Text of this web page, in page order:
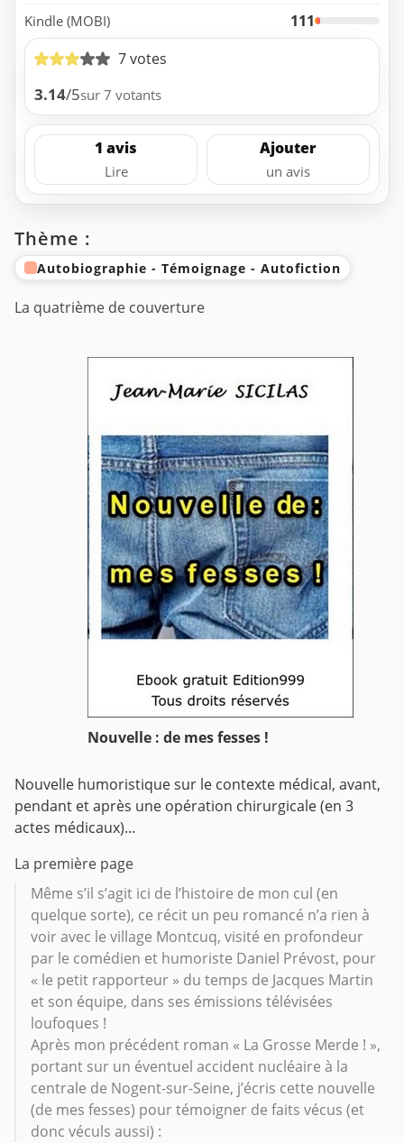
Kindle (MOBI)
111
7 votes
3.14/5sur 7 votants
1 avis
Lire
Ajouter
un avis
Thème :
Autobiographie - Témoignage - Autofiction
La quatrième de couverture
Nouvelle : de mes fesses !
Nouvelle humoristique sur le contexte médical, avant,
pendant et après une opération chirurgicale (en 3
actes médicaux)...
La première page
Même s’il s’agit ici de l’histoire de mon cul (en
quelque sorte), ce récit un peu romancé n’a rien à
voir avec le village Montcuq, visité en profondeur
par le comédien et humoriste Daniel Prévost, pour
« le petit rapporteur » du temps de Jacques Martin
et son équipe, dans ses émissions télévisées
loufoques !
Après mon précédent roman « La Grosse Merde ! »,
portant sur un éventuel accident nucléaire à la
centrale de Nogent-sur-Seine, j’écris cette nouvelle
(de mes fesses) pour témoigner de faits vécus (et
donc véculs aussi) :